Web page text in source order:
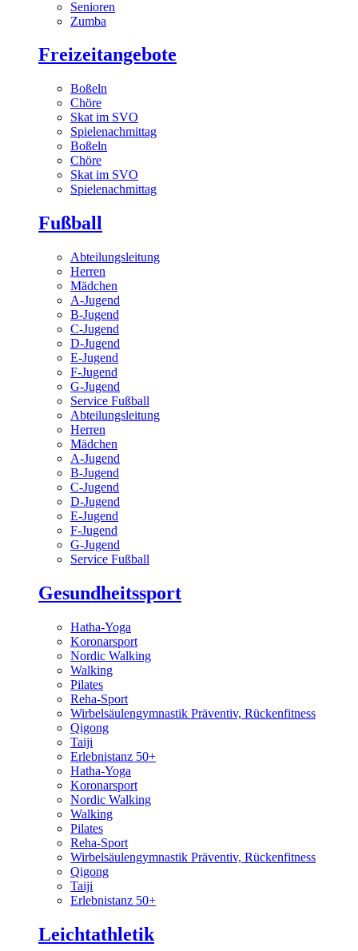
Senioren
Zumba
Freizeitangebote
Boßeln
Chöre
Skat im SVO
Spielenachmittag
Boßeln
Chöre
Skat im SVO
Spielenachmittag
Fußball
Abteilungsleitung
Herren
Mädchen
A-Jugend
B-Jugend
C-Jugend
D-Jugend
E-Jugend
F-Jugend
G-Jugend
Service Fußball
Abteilungsleitung
Herren
Mädchen
A-Jugend
B-Jugend
C-Jugend
D-Jugend
E-Jugend
F-Jugend
G-Jugend
Service Fußball
Gesundheitssport
Hatha-Yoga
Koronarsport
Nordic Walking
Walking
Pilates
Reha-Sport
Wirbelsäulengymnastik Präventiv, Rückenfitness
Qigong
Taiji
Erlebnistanz 50+
Hatha-Yoga
Koronarsport
Nordic Walking
Walking
Pilates
Reha-Sport
Wirbelsäulengymnastik Präventiv, Rückenfitness
Qigong
Taiji
Erlebnistanz 50+
Leichtathletik